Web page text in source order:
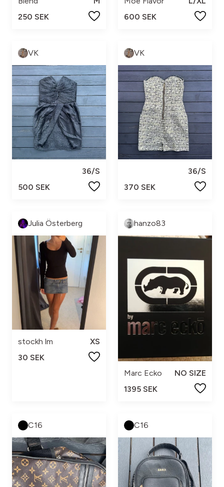
250 SEK
600 SEK
VK
36/S
500 SEK
VK
36/S
370 SEK
Julia Österberg
stockh lm
XS
30 SEK
hanzo83
Marc Ecko
NO SIZE
1395 SEK
C16 C16